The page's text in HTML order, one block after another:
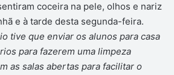
coceira na pele, olhos e nariz
e à tarde desta segunda-feira.
tive que enviar os alunos para casa
para fazerem uma limpeza
as salas abertas para facilitar o